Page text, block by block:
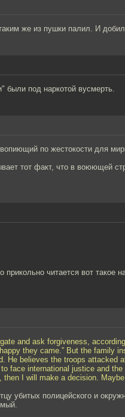
же из пушки палил. И
были под наркотой вусмерть.
по жестокости для
тот факт, что в воюющей
прикольно читается вот
and ask forgiveness,
they came.” But the family
He believes the troops
face international justice and
then I will make a decision.
убитых полицейского и